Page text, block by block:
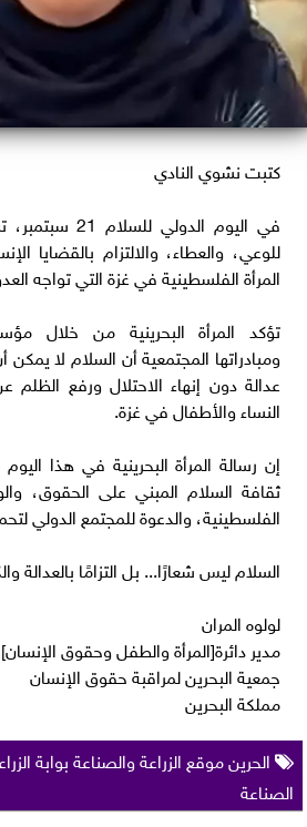
كتبت نشوي النادي
في اليوم الدولي
للوعي، والعطاء، والالتزام بالقضايا
المرأة الفلسطينية في غزة التي تواجه
تؤكد المرأة البحرينية من خلال
ومبادراتها المجتمعية أن السلام لا
عدالة دون إنهاء الاحتلال ورفع الظلم
النساء والأطفال في غزة.
إن رسالة المرأة البحرينية في هذا
ثقافة السلام المبني على الحقوق،
الفلسطينية، والدعوة للمجتمع الدولي
السلام ليس شعارًا... بل التزامًا بالعدالة
لولوه المران
مدير دائرة[المرأة والطفل وحقوق الإنسان]
جمعية البحرين لمراقبة حقوق الإنسان
مملكة البحرين
الحرين موقع الزراعة والصناعة بوابة
الصناعة